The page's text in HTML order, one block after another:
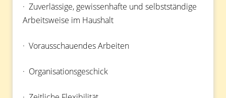
· Zuverlässige, gewissenhafte und selbstständige
Arbeitsweise im Haushalt
· Vorausschauendes Arbeiten
· Organisationsgeschick